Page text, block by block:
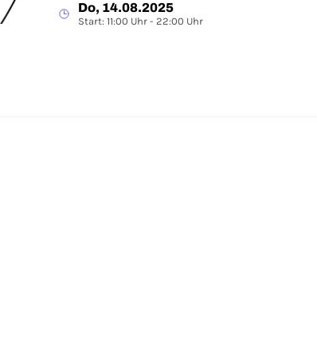
Do, 14.08.2025
Start: 11:00 Uhr - 22:00 Uhr